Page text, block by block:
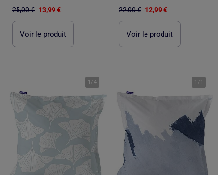
25,00 € 13,99 €
Voir le produit
22,00 € 12,99 €
Voir le produit
1 /4 1 / 1